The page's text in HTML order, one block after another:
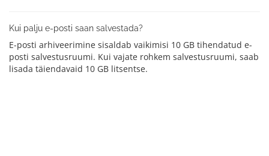
Kui palju e-posti saan salvestada?
E-posti arhiveerimine sisaldab vaikimisi 10 GB tihendatud e-
posti salvestusruumi. Kui vajate rohkem salvestusruumi, saab
lisada täiendavaid 10 GB litsentse.